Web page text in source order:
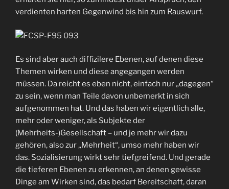
verdienten harten Gegenwind bis hin zum Rauswurf.
Es sind aber auch diffizilere Ebenen, auf denen diese
Themen wirken und diese angegangen werden
müssen. Da reicht es eben nicht, einfach nur „dagegen“
zu sein, wenn man Teile davon unbemerkt in sich
aufgenommen hat. Und das haben wir eigentlich alle,
mehr oder weniger, als Subjekte der
(Mehrheits-)Gesellschaft – und je mehr wir dazu
gehören, also zur „Mehrheit“, umso mehr haben wir
das. Sozialisierung wirkt sehr tiefgreifend. Und gerade
die tieferen Ebenen zu erkennen, an denen gewisse
Dinge am Wirken sind, das bedarf Bereitschaft, daran